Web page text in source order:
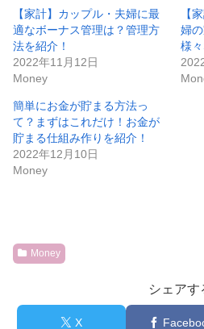
【家計】カップル・夫婦に最
適なボーナス管理は？管理方
法を紹介！
2022年11月12日
Money
【
婦
様
簡単にお金が貯まる方法っ
て？まずはこれだけ！お金が
貯まる仕組み作りを紹介！
2022年12月10日
Money
Money
シェアす
X